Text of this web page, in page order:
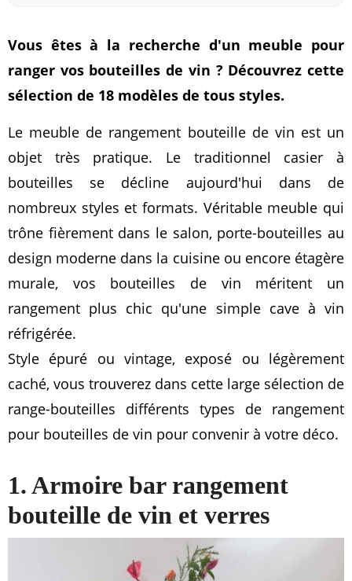
Vous êtes à la recherche d'un meuble pour
ranger vos bouteilles de vin ? Découvrez cette
sélection de 18 modèles de tous styles.
Le meuble de rangement bouteille de vin est un
objet très pratique. Le traditionnel casier à
bouteilles se décline aujourd'hui dans de
nombreux styles et formats. Véritable meuble qui
trône fièrement dans le salon, porte-bouteilles au
design moderne dans la cuisine ou encore étagère
murale, vos bouteilles de vin méritent un
rangement plus chic qu'une simple cave à vin
réfrigérée.
Style épuré ou vintage, exposé ou légèrement
caché, vous trouverez dans cette large sélection de
range-bouteilles différents types de rangement
pour bouteilles de vin pour convenir à votre déco.
1. Armoire bar rangement
bouteille de vin et verres